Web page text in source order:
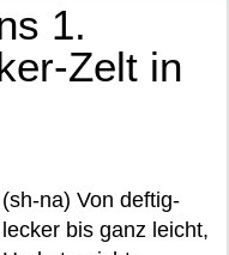
1.
Zelt in
(sh-na) Von deftig-
lecker bis ganz leicht,